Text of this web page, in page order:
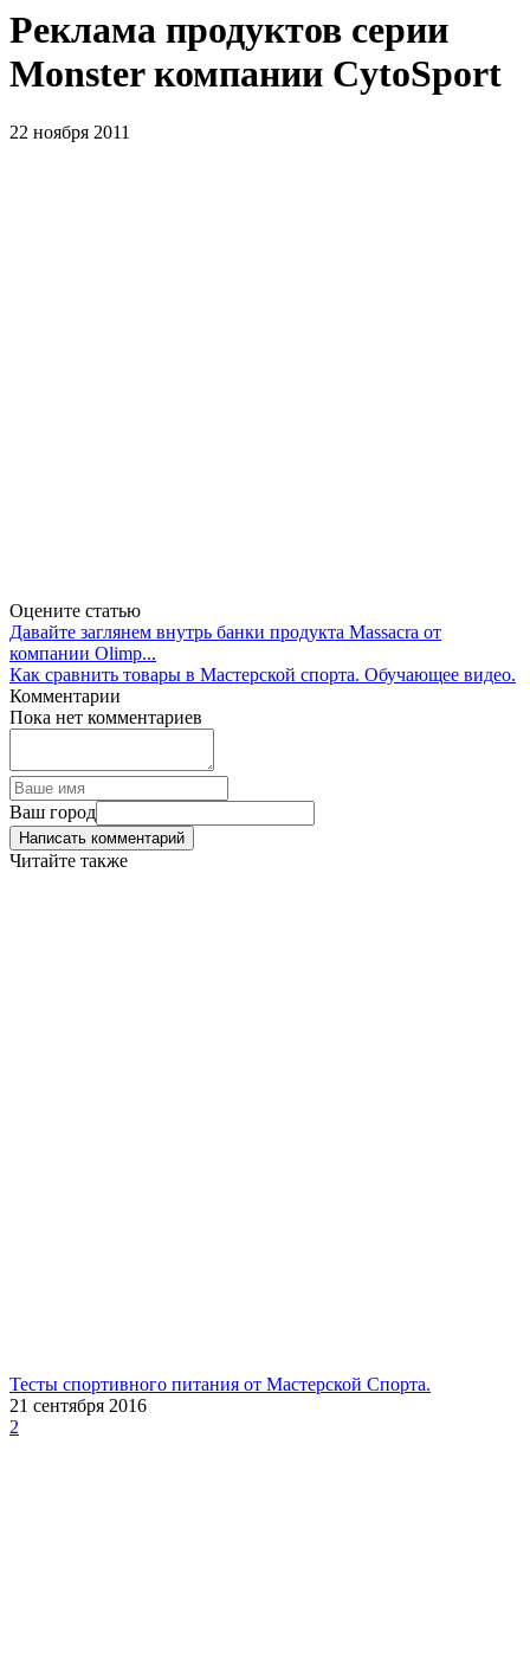
Реклама продуктов серии
Monster компании CytoSport
22 ноября 2011
Оцените статью
Давайте заглянем внутрь банки продукта Massacra от
компании Olimp...
Как сравнить товары в Мастерской спорта. Обучающее видео.
Комментарии
Пока нет комментариев
Ваш город
Написать комментарий
Читайте также
Тесты спортивного питания от Мастерской Спорта.
21 сентября 2016
2